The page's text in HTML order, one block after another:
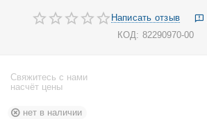
Написать отзыв
КОД: 82290970-00
Свяжитесь с нами
насчёт цены
нет в наличии